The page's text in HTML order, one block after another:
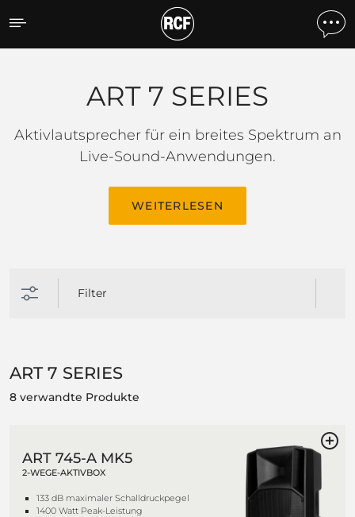
ART 7 SERIES
ART 7 SERIES
Aktivlautsprecher für ein breites Spektrum an
Live-Sound-Anwendungen.
WEITERLESEN
Filter
ART 7 SERIES
8 verwandte Produkte
ART 745-A MK5
2-WEGE-AKTIVBOX
133 dB maximaler Schalldruckpegel
1400 Watt Peak-Leistung